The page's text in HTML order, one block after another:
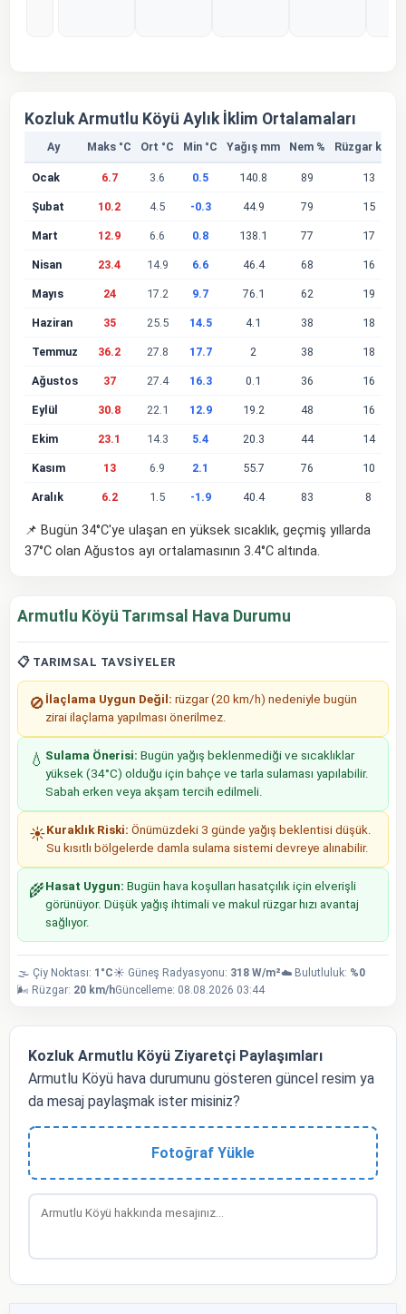
Kozluk Armutlu Köyü Aylık İklim Ortalamaları
Ay Maks °C Ort °C Min °C Yağış mm Nem % Rüzgar km/s
Ocak 6.7 3.6 0.5 140.8 89 13
Şubat 10.2 4.5 -0.3 44.9 79 15
Mart 12.9 6.6 0.8 138.1 77 17
Nisan 23.4 14.9 6.6 46.4 68 16
Mayıs 24 17.2 9.7 76.1 62 19
Haziran 35 25.5 14.5 4.1 38 18
Temmuz 36.2 27.8 17.7 2 38 18
Ağustos 37 27.4 16.3 0.1 36 16
Eylül 30.8 22.1 12.9 19.2 48 16
Ekim 23.1 14.3 5.4 20.3 44 14
Kasım 13 6.9 2.1 55.7 76 10
Aralık 6.2 1.5 -1.9 40.4 83 8
📌 Bugün 34°C'ye ulaşan en yüksek sıcaklık, geçmiş yıllarda
37°C olan Ağustos ayı ortalamasının 3.4°C altında.
Armutlu Köyü Tarımsal Hava Durumu
📋 TARIMSAL TAVSIYELER
🚫 İlaçlama Uygun Değil: rüzgar (20 km/h) nedeniyle bugün
zirai ilaçlama yapılması önerilmez.
💧 Sulama Önerisi: Bugün yağış beklenmediği ve sıcaklıklar
yüksek (34°C) olduğu için bahçe ve tarla sulaması yapılabilir.
Sabah erken veya akşam tercih edilmeli.
☀️Kuraklık Riski: Önümüzdeki 3 günde yağış beklentisi düşük.
Su kısıtlı bölgelerde damla sulama sistemi devreye alınabilir.
🌾Hasat Uygun: Bugün hava koşulları hasatçılık için elverişli
görünüyor. Düşük yağış ihtimali ve makul rüzgar hızı avantaj
sağlıyor.
🌫️ Çiy Noktası: 1°C☀️ Güneş Radyasyonu: 318 W/m²☁️ Bulutluluk: %0
🌬️ Rüzgar: 20 km/hGüncelleme: 08.08.2026 03:44
Kozluk Armutlu Köyü Ziyaretçi Paylaşımları
Armutlu Köyü hava durumunu gösteren güncel resim ya
da mesaj paylaşmak ister misiniz?
Fotoğraf Yükle